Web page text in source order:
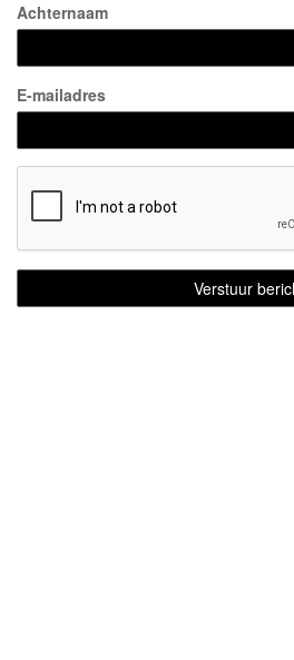
Achternaam
E-mailadres